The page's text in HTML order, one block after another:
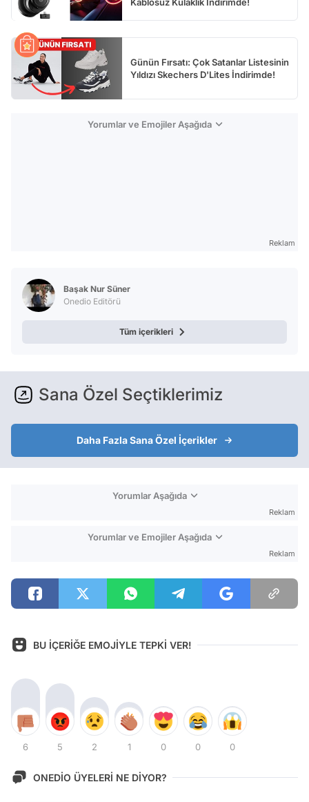
Günün Fırsatı: Çok Satanlar Listesinin
Yıldızı Skechers D'Lites İndirimde!
Yorumlar ve Emojiler Aşağıda
Reklam
Başak Nur Süner
Onedio Editörü
Tüm içerikleri
Sana Özel Seçtiklerimiz
Daha Fazla Sana Özel İçerikler
Yorumlar Aşağıda
Reklam
Yorumlar ve Emojiler Aşağıda
Reklam
BU İÇERİĞE EMOJİYLE TEPKİ VER!
6 5 2 1 0 0 0
ONEDİO ÜYELERİ NE DİYOR?